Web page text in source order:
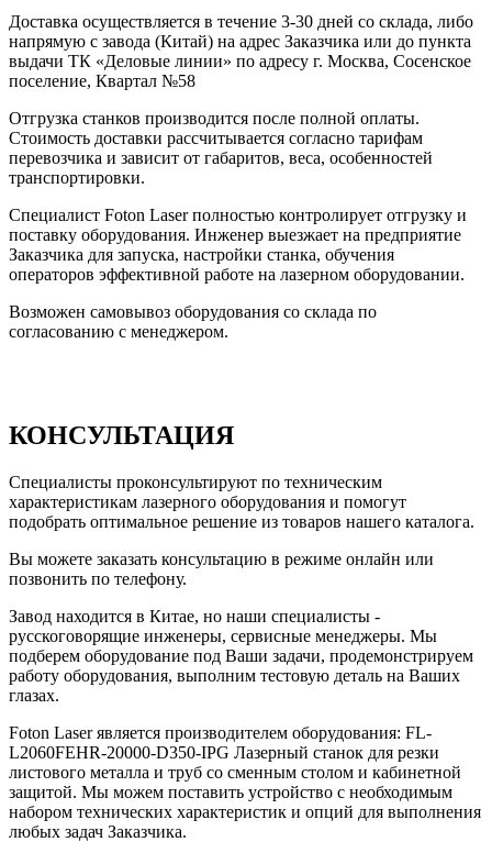
Доставка осуществляется в течение 3-30 дней со склада, либо
напрямую с завода (Китай) на адрес Заказчика или до пункта
выдачи ТК «Деловые линии» по адресу г. Москва, Сосенское
поселение, Квартал №58
Отгрузка станков производится после полной оплаты.
Стоимость доставки рассчитывается согласно тарифам
перевозчика и зависит от габаритов, веса, особенностей
транспортировки.
Специалист Foton Laser полностью контролирует отгрузку и
поставку оборудования. Инженер выезжает на предприятие
Заказчика для запуска, настройки станка, обучения
операторов эффективной работе на лазерном оборудовании.
Возможен самовывоз оборудования со склада по
согласованию с менеджером.
КОНСУЛЬТАЦИЯ
Специалисты проконсультируют по техническим
характеристикам лазерного оборудования и помогут
подобрать оптимальное решение из товаров нашего каталога.
Вы можете заказать консультацию в режиме онлайн или
позвонить по телефону.
Завод находится в Китае, но наши специалисты -
русскоговорящие инженеры, сервисные менеджеры. Мы
подберем оборудование под Ваши задачи, продемонстрируем
работу оборудования, выполним тестовую деталь на Ваших
глазах.
Foton Laser является производителем оборудования: FL-
L2060FEHR-20000-D350-IPG Лазерный станок для резки
листового металла и труб со сменным столом и кабинетной
защитой. Мы можем поставить устройство с необходимым
набором технических характеристик и опций для выполнения
любых задач Заказчика.